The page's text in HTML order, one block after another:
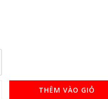
THÊM VÀO GIỎ